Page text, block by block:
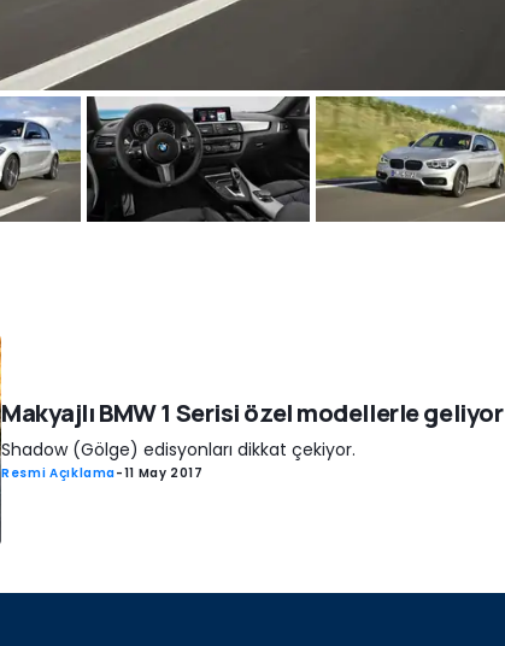
Makyajlı BMW 1 Serisi özel modellerle geliyor
Shadow (Gölge) edisyonları dikkat çekiyor.
Resmi Açıklama-11 May 2017